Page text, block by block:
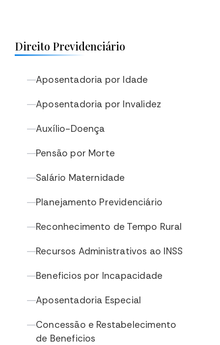
Direito Previdenciário
—Aposentadoria por Idade
—Aposentadoria por Invalidez
—Auxílio-Doença
—Pensão por Morte
—Salário Maternidade
—Planejamento Previdenciário
—Reconhecimento de Tempo Rural
—Recursos Administrativos ao INSS
—Beneficios por Incapacidade
—Aposentadoria Especial
—Concessão e Restabelecimento
de Beneficios